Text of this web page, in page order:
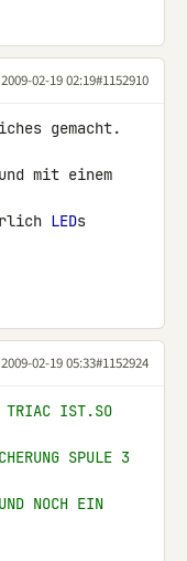
2009-02-19 02:19#1152910
gemacht.
mit einem
LEDs
2009-02-19 05:33#1152924
TRIAC IST.SO
SPULE 3
NOCH EIN